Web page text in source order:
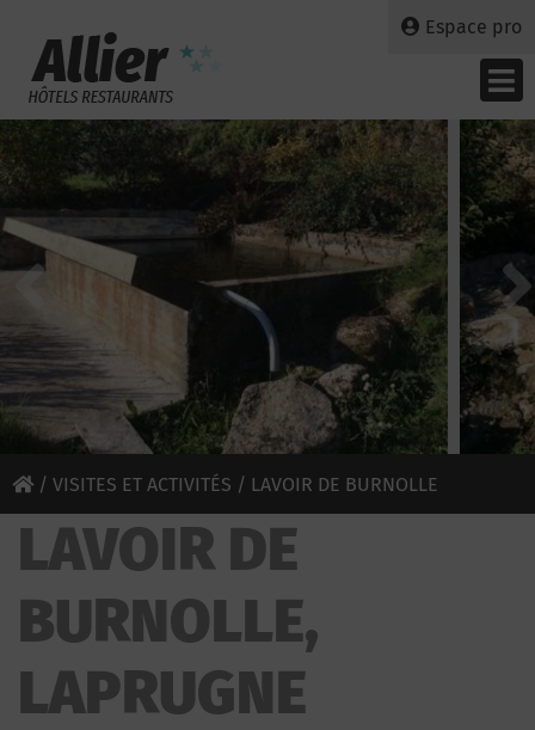
Espace pro
/ VISITES ET ACTIVITÉS / LAVOIR DE BURNOLLE
LAVOIR DE
BURNOLLE,
LAPRUGNE